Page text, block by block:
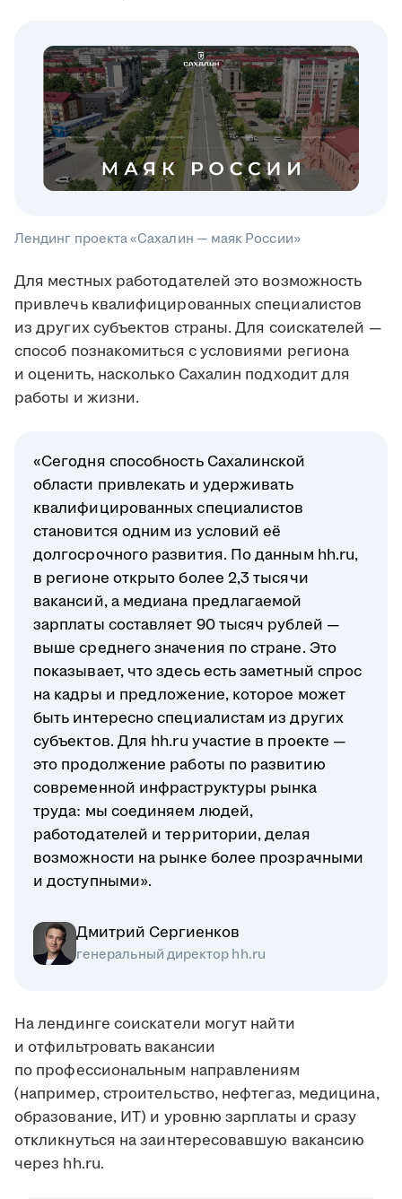
Лендинг проекта «Сахалин — маяк России»
Для местных работодателей это возможность
привлечь квалифицированных специалистов
из других субъектов страны. Для соискателей —
способ познакомиться с условиями региона
и оценить, насколько Сахалин подходит для
работы и жизни.
«Сегодня способность Сахалинской
области привлекать и удерживать
квалифицированных специалистов
становится одним из условий её
долгосрочного развития. По данным hh.ru,
в регионе открыто более 2,3 тысячи
вакансий, а медиана предлагаемой
зарплаты составляет 90 тысяч рублей —
выше среднего значения по стране. Это
показывает, что здесь есть заметный спрос
на кадры и предложение, которое может
быть интересно специалистам из других
субъектов. Для hh.ru участие в проекте —
это продолжение работы по развитию
современной инфраструктуры рынка
труда: мы соединяем людей,
работодателей и территории, делая
возможности на рынке более прозрачными
и доступными».
Дмитрий Сергиенков
генеральный директор hh.ru
На лендинге соискатели могут найти
и отфильтровать вакансии
по профессиональным направлениям
(например, строительство, нефтегаз, медицина,
образование, ИТ) и уровню зарплаты и сразу
откликнуться на заинтересовавшую вакансию
через hh.ru.